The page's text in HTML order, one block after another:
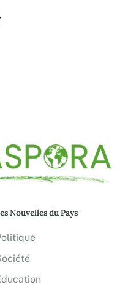
Nouvelles du Pays